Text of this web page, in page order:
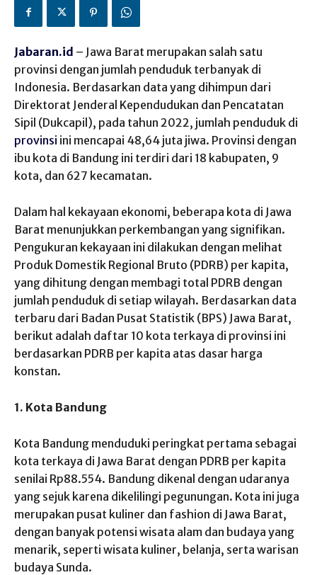
Jabaran.id – Jawa Barat merupakan salah satu
provinsi dengan jumlah penduduk terbanyak di
Indonesia. Berdasarkan data yang dihimpun dari
Direktorat Jenderal Kependudukan dan Pencatatan
Sipil (Dukcapil), pada tahun 2022, jumlah penduduk di
provinsi ini mencapai 48,64 juta jiwa. Provinsi dengan
ibu kota di Bandung ini terdiri dari 18 kabupaten, 9
kota, dan 627 kecamatan.
Dalam hal kekayaan ekonomi, beberapa kota di Jawa
Barat menunjukkan perkembangan yang signifikan.
Pengukuran kekayaan ini dilakukan dengan melihat
Produk Domestik Regional Bruto (PDRB) per kapita,
yang dihitung dengan membagi total PDRB dengan
jumlah penduduk di setiap wilayah. Berdasarkan data
terbaru dari Badan Pusat Statistik (BPS) Jawa Barat,
berikut adalah daftar 10 kota terkaya di provinsi ini
berdasarkan PDRB per kapita atas dasar harga
konstan.
1. Kota Bandung
Kota Bandung menduduki peringkat pertama sebagai
kota terkaya di Jawa Barat dengan PDRB per kapita
senilai Rp88.554. Bandung dikenal dengan udaranya
yang sejuk karena dikelilingi pegunungan. Kota ini juga
merupakan pusat kuliner dan fashion di Jawa Barat,
dengan banyak potensi wisata alam dan budaya yang
menarik, seperti wisata kuliner, belanja, serta warisan
budaya Sunda.